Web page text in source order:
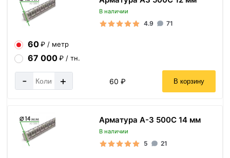
В наличии
4.9 71
60₽ / метр
67 000₽ / тн.
- + 60 ₽ В корзину
Арматура А-3 500С 14 мм
В наличии
5 21